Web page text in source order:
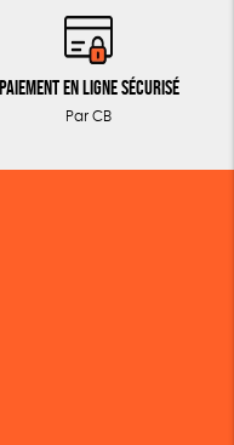
Paiement en ligne sécurisé
Par CB